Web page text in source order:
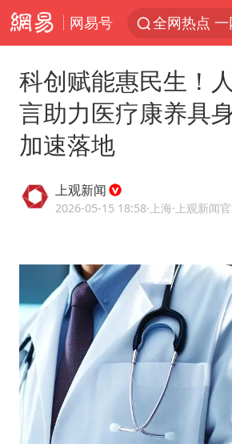
网易号 全网热点
科创赋能惠民生！
言助力医疗康养具
加速落地
上观新闻
2026-05-15 18:58·上海·上观新闻